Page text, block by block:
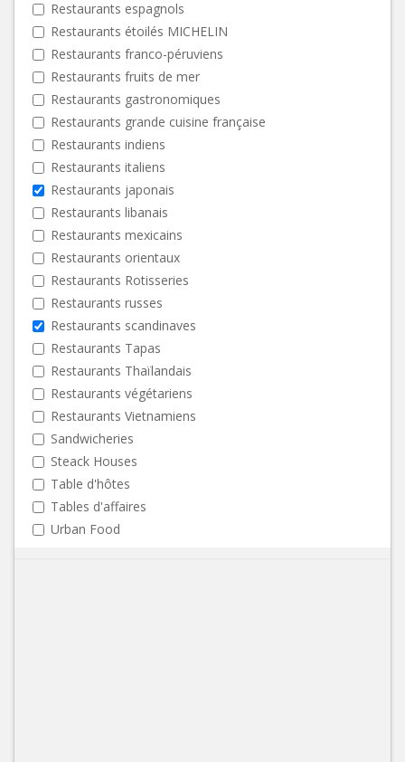
Restaurants espagnols
Restaurants étoilés MICHELIN
Restaurants franco-péruviens
Restaurants fruits de mer
Restaurants gastronomiques
Restaurants grande cuisine française
Restaurants indiens
Restaurants italiens
Restaurants japonais
Restaurants libanais
Restaurants mexicains
Restaurants orientaux
Restaurants Rotisseries
Restaurants russes
Restaurants scandinaves
Restaurants Tapas
Restaurants Thaïlandais
Restaurants végétariens
Restaurants Vietnamiens
Sandwicheries
Steack Houses
Table d'hôtes
Tables d'affaires
Urban Food